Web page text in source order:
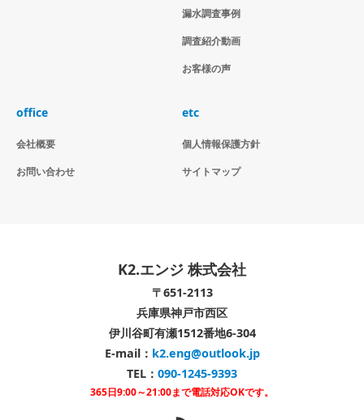
漏水調査事例
調査紹介動画
お客様の声
office
会社概要
お問い合わせ
etc
個人情報保護方針
サイトマップ
K2.エンジ 株式会社
〒651-2113
兵庫県神戸市西区
伊川谷町有瀬1512番地6-304
E-mail： k2.eng@outlook.jp
TEL： 090-1245-9393
365日9:00～21:00まで電話対応OKです。